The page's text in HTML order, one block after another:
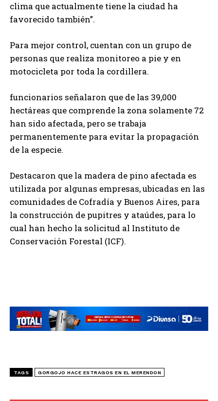
clima que actualmente tiene la ciudad ha
favorecido también”.
Para mejor control, cuentan con un grupo de
personas que realiza monitoreo a pie y en
motocicleta por toda la cordillera.
funcionarios señalaron que de las 39,000
hectáreas que comprende la zona solamente 72
han sido afectada, pero se trabaja
permanentemente para evitar la propagación
de la especie.
Destacaron que la madera de pino afectada es
utilizada por algunas empresas, ubicadas en las
comunidades de Cofradía y Buenos Aires, para
la construcción de pupitres y ataúdes, para lo
cual han hecho la solicitud al Instituto de
Conservación Forestal (ICF).
TAGS GORGOJO HACE ESTRAGOS EN EL MERENDON